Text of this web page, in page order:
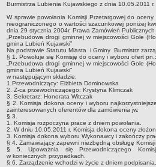
Wybory Ławników 2019
Wybory do Parlamentu Europejskiego
Wybory Samorządowe 2018
Wybory Parlamentarne 2015
Wybory Samorządowe 2014
Wybory Prezydenta RP 2015
Wybory Ławników 2015
Referendum Ogólnokrajowe 2015
Wybory do Parlamentu Europejskiego
PREFERENCYJNA SPRZEDAŻ WĘGLA
NASZA GMINA
Burmistrza Lubienia Kujawskiego z dnia 10.05.2011 r.
W sprawie powołania Komisji Przetargowej do
nieograniczonego o wartości szacunkowej poniżej
dnia 29 stycznia 2004r. Prawa Zamówień Publicznych
„Przebudowa drogi gminnej w miejscowości Gole
gmina Lubień Kujawski”
Na podstawie Statutu Miasta i Gminy Burmistrz
§ 1. Powołuje się Komisję do oceny i wyboru ofert pn.:
„Przebudowa drogi gminnej w miejscowości Gole
gmina Lubień Kujawski”
w następującym składzie:
1.Przewodniczący: Elżbieta Dominowska
2. Z-ca przewodniczącego: Krystyna Klimczak
3. Sekretarz: Honorata Witczak
§ 2. Komisja dokona oceny i wyboru
zainteresowanych oferentów dla zamówienia jw.
§ 3.
1. Komisja rozpoczyna prace z dniem powołania.
2. W dniu 10.05.2011 r. Komisja dokona oceny
3. Komisja dokona wyboru Wykonawcy i zakończy
§ 4. Zamawiający zapewni niezbędną obsługę Komisji.
§ 5. Upoważnia się Przewodniczącego
w koniecznych przypadkach.
§ 6. Zarządzenie wchodzi w życie z dniem podpisania.